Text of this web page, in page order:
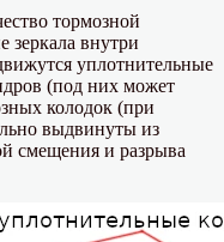
тормозной
зеркала внутри
уплотнительные
(под них может
колодок (при
выдвинуты из
смещения и разрыва